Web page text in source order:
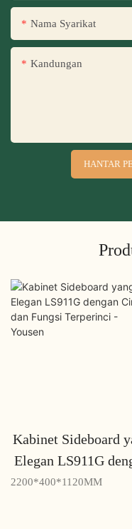
Nama Syarikat
Kandungan
HANTAR
Kabinet Sideboard
Elegan LS911G
Ciri dan Fungsi
2200*400*1120MM